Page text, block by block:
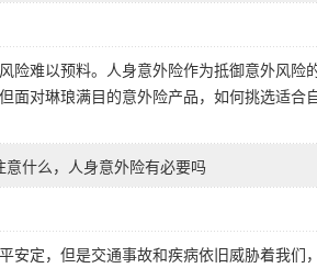
险难以预料。人身意外险作为抵御意外风险
面对琳琅满目的意外险产品，如何挑选适
意什么，人身意外险有必要吗
安定，但是交通事故和疾病依旧威胁着我